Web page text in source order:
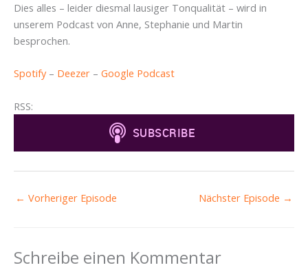
Dies alles – leider diesmal lausiger Tonqualität – wird in
unserem Podcast von Anne, Stephanie und Martin
besprochen.
Spotify– Deezer – Google Podcast
RSS:
← Vorheriger Episode Nächster Episode →
Schreibe einen Kommentar